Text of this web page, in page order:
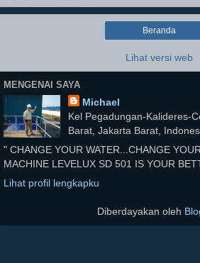
Beranda
Lihat versi web
MENGENAI SAYA
Michael
Kel Pegadungan-Kalideres-
Barat, Jakarta Barat,
" CHANGE YOUR WATER...CHANGE
MACHINE LEVELUX SD 501 IS YOUR
Lihat profil lengkapku
Diberdayakan oleh